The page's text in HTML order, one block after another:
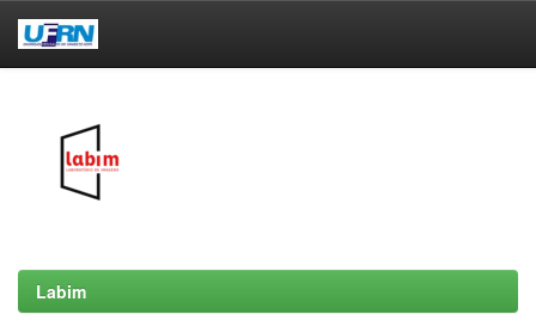
Labim